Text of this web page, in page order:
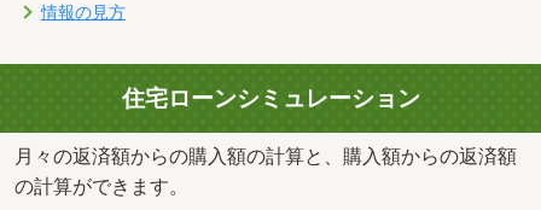
情報の見方
住宅ローンシミュレーション
月々の返済額からの購入額の計算と、購入額からの返済額
の計算ができます。